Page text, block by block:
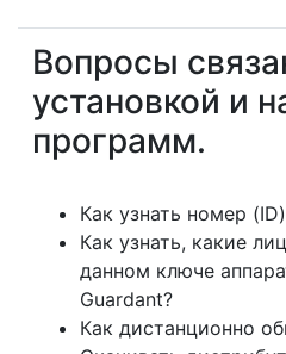
Вопросы
установкой и
программ.
Как узнать номер
Как узнать, какие
данном ключе
Guardant?
Как дистанционно